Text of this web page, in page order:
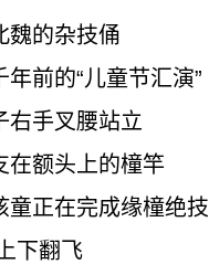
魏的杂技俑
前的“儿童节汇演”
右手叉腰站立
在额头上的橦竿
童正在完成缘橦绝技
下翻飞